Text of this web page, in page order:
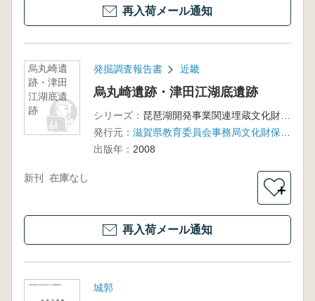
再入荷メール通知
烏丸崎遺
跡・津田
江湖底遺
跡
発掘調査報告書 近畿
烏丸崎遺跡・津田江湖底遺跡
シリーズ：
琵琶湖開発事業関連埋蔵文化財発掘調査報告書9
発行元：
出版年： 2008
新刊 在庫なし
＋
再入荷メール通知
城郭